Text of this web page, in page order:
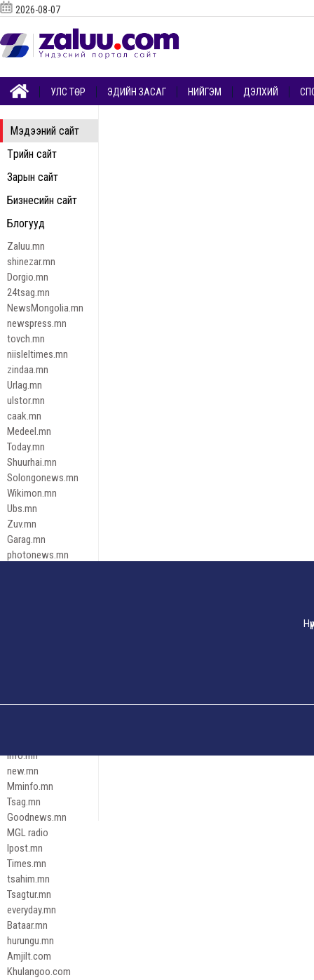
Мэдээний сайт
Төрийн сайт
Зарын сайт
Бизнесийн сайт
Блогууд
Zaluu.mn
shinezar.mn
Dorgio.mn
24tsag.mn
NewsMongolia.mn
newspress.mn
tovch.mn
niisleltimes.mn
zindaa.mn
Urlag.mn
ulstor.mn
caak.mn
Medeel.mn
Today.mn
Shuurhai.mn
Solongonews.mn
Wikimon.mn
Ubs.mn
Zuv.mn
Garag.mn
photonews.mn
Эрх зүй
info.mn
new.mn
Mminfo.mn
Tsag.mn
Goodnews.mn
MGL radio
Ipost.mn
Times.mn
tsahim.mn
Tsagtur.mn
everyday.mn
Bataar.mn
hurungu.mn
Amjilt.com
Khulangoo.com
2026-08-07
УЛС ТӨР ЭДИЙН ЗАСАГ НИЙГЭМ ДЭЛХИЙ